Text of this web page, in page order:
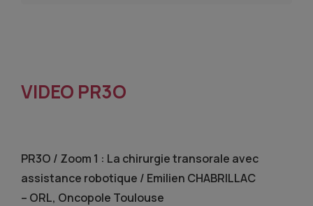
VIDEO PR3O
PR3O / Zoom 1 : La chirurgie transorale avec
assistance robotique / Emilien CHABRILLAC
– ORL, Oncopole Toulouse